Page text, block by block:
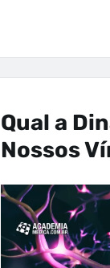
Qual a
Nossos